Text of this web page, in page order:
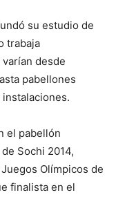
su estudio de
trabaja
desde
pabellones
el pabellón
Sochi 2014,
Olímpicos de
finalista en el